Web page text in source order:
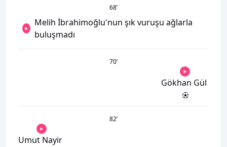
68’
Melih İbrahimoğlu'nun şık vuruşu ağlarla
buluşmadı
70’
Gökhan Gül
82’
Umut Nayir